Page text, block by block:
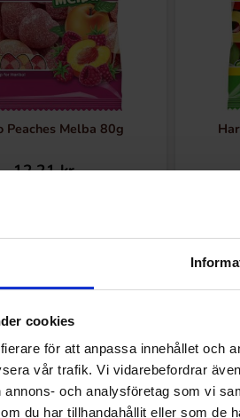
cookies
för att anpassa innehållet och
vår trafik. Vi vidarebefordrar
och analysföretag som vi
du har tillhandahållit eller som de
Peaches Melba 80g
12.21 kr
Andra